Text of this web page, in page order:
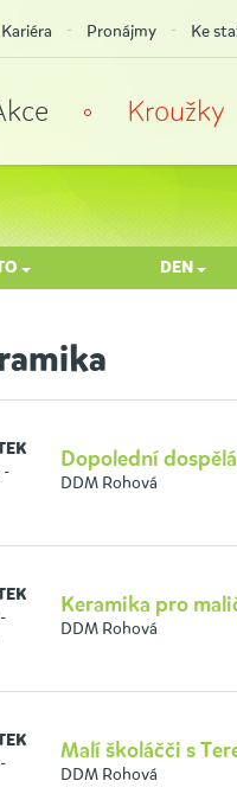
Kroužky
Kariéra Pronájmy Ke
DEN
-
Dopolední
DDM Rohová
Keramika pro
DDM Rohová
Malí školáčči s
DDM Rohová